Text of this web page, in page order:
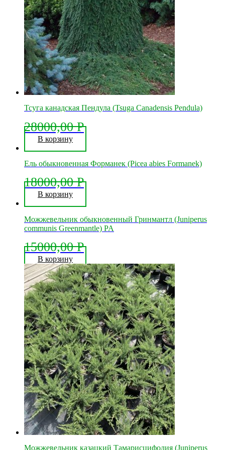
Тсуга канадская Пендула (Tsuga Canadensis Pendula)
28000,00Р
В корзину
Ель обыкновенная Форманек (Picea abies Formanek)
18000,00Р
В корзину
Можжевельник обыкновенный Гринмантл (Juniperus
communis Greenmantle) PA
15000,00Р
В корзину
Можжевельник казацкий Тамарисцифолия (Juniperus